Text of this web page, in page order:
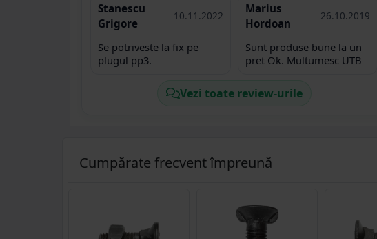
Stanescu
Grigore
10.11.2022
Se potriveste la fix pe
plugul pp3.
Marius
Hordoan
26.10.2019
Sunt produse bune la un
pret Ok. Multumesc UTB
Vezi toate review-urile
Cumpărate frecvent împreună